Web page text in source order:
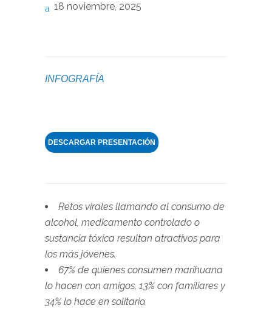
18 noviembre, 2025
INFOGRAFÍA
DESCARGAR PRESENTACIÓN
Retos virales llamando al consumo de
alcohol, medicamento controlado o
sustancia tóxica resultan atractivos para
los más jóvenes.
67% de quienes consumen marihuana
lo hacen con amigos, 13% con familiares y
34% lo hace en solitario.